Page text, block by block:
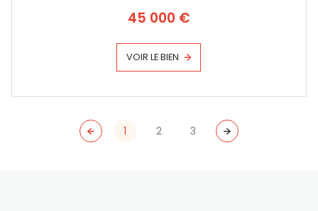
45 000 €
VOIR LE BIEN
1 2 3